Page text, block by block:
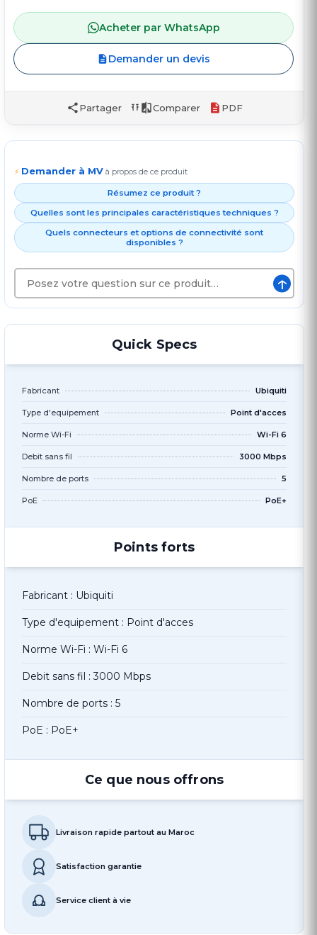
Acheter par WhatsApp
Demander un devis
Partager Comparer PDF
⚡ Demander à MV à propos de ce produit
Résumez ce produit ?
Quelles sont les principales caractéristiques techniques ?
Quels connecteurs et options de connectivité sont
disponibles ?
↑
Quick Specs
Fabricant Ubiquiti
Type d'equipement Point d'acces
Norme Wi-Fi Wi-Fi 6
Debit sans fil 3000 Mbps
Nombre de ports 5
PoE PoE+
Points forts
Fabricant : Ubiquiti
Type d'equipement : Point d'acces
Norme Wi-Fi : Wi-Fi 6
Debit sans fil : 3000 Mbps
Nombre de ports : 5
PoE : PoE+
Ce que nous offrons
Livraison rapide partout au Maroc
Satisfaction garantie
Service client à vie